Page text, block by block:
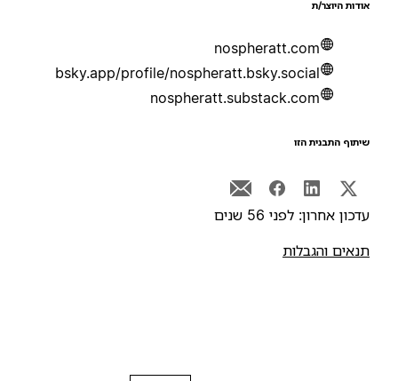
היוצר/ת
nospheratt.com
bsky.app/profile/nospheratt.bsky.social
nospheratt.substack.com
התבנית הזו
אחרון: לפני 56 שנים
והגבלות